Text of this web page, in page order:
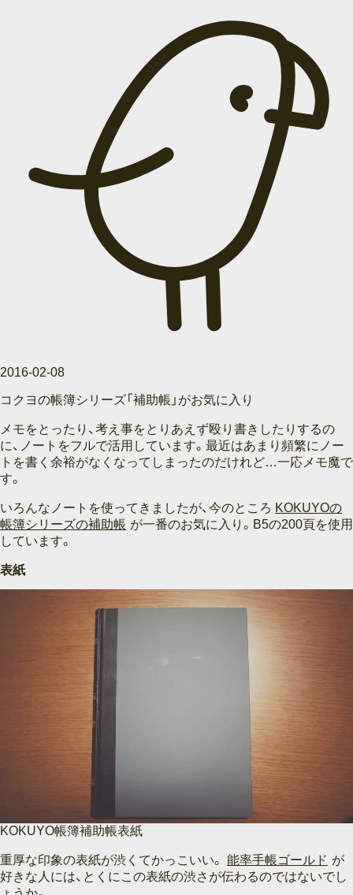
2016-02-08
コクヨの帳簿シリーズ「補助帳」がお気に入り
メモをとったり、考え事をとりあえず殴り書きしたりするの
に、ノートをフルで活用しています。最近はあまり頻繁にノー
トを書く余裕がなくなってしまったのだけれど…一応メモ魔で
す。
いろんなノートを使ってきましたが、今のところ KOKUYOの
帳簿シリーズの補助帳 が一番のお気に入り。B5の200頁を使用
しています。
表紙
KOKUYO帳簿補助帳表紙
重厚な印象の表紙が渋くてかっこいい。 能率手帳ゴールド が
好きな人には、とくにこの表紙の渋さが伝わるのではないでし